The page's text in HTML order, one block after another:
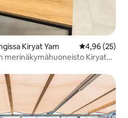
Kiryat Yam
4,96 (25)
merinäkymähuoneisto Kiryat